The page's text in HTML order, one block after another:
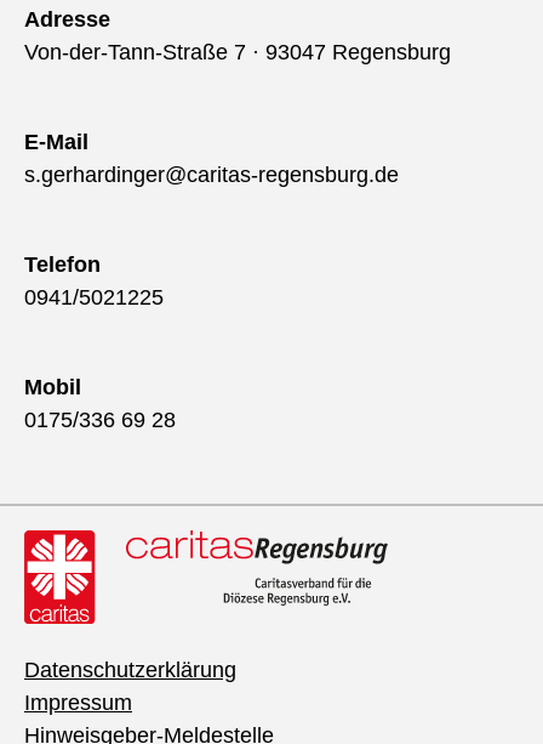
Adresse
Von-der-Tann-Straße 7 · 93047 Regensburg
E-Mail
s.gerhardinger@caritas-regensburg.de
Telefon
0941/5021225
Mobil
0175/336 69 28
Datenschutzerklärung
Impressum
Hinweisgeber-Meldestelle